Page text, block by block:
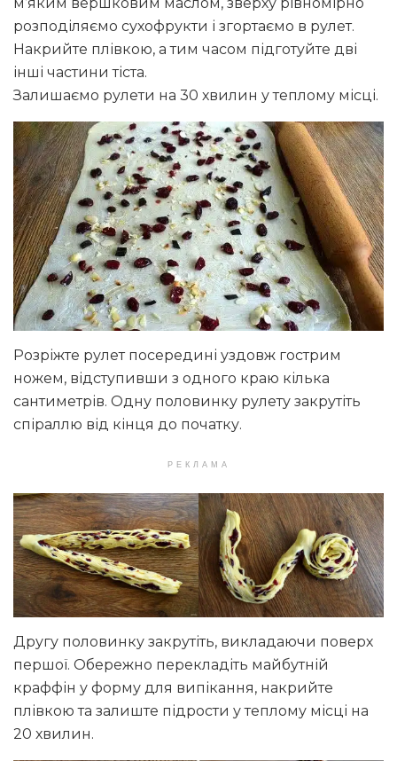
розподіляємо сухофрукти і згортаємо в рулет.
Накрийте плівкою, а тим часом підготуйте дві
інші частини тіста.
Залишаємо рулети на 30 хвилин у теплому місці.
Розріжте рулет посередині уздовж гострим
ножем, відступивши з одного краю кілька
сантиметрів. Одну половинку рулету закрутіть
спіраллю від кінця до початку.
РЕКЛАМА
Другу половинку закрутіть, викладаючи поверх
першої. Обережно перекладіть майбутній
краффін у форму для випікання, накрийте
плівкою та залиште підрости у теплому місці на
20 хвилин.